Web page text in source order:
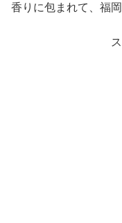
香りに包まれて、福